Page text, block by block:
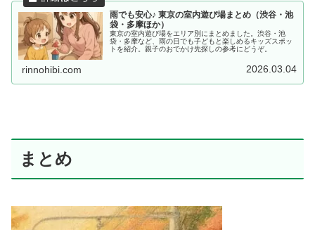
雨でも安心♪ 東京の室内遊び場まとめ（渋谷・池
袋・多摩ほか）
東京の室内遊び場をエリア別にまとめました。渋谷・池
袋・多摩など、雨の日でも子どもと楽しめるキッズスポッ
トを紹介。親子のおでかけ先探しの参考にどうぞ。
rinnohibi.com 2026.03.04
まとめ